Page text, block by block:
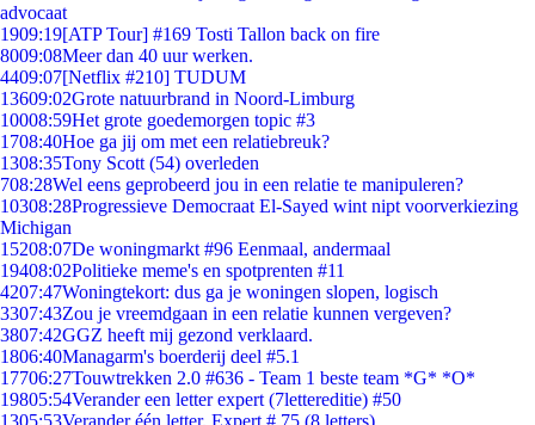
advocaat
1909:19[ATP Tour] #169 Tosti Tallon back on fire
8009:08Meer dan 40 uur werken.
4409:07[Netflix #210] TUDUM
13609:02Grote natuurbrand in Noord-Limburg
10008:59Het grote goedemorgen topic #3
1708:40Hoe ga jij om met een relatiebreuk?
1308:35Tony Scott (54) overleden
708:28Wel eens geprobeerd jou in een relatie te manipuleren?
10308:28Progressieve Democraat El-Sayed wint nipt voorverkiezing
Michigan
15208:07De woningmarkt #96 Eenmaal, andermaal
19408:02Politieke meme's en spotprenten #11
4207:47Woningtekort: dus ga je woningen slopen, logisch
3307:43Zou je vreemdgaan in een relatie kunnen vergeven?
3807:42GGZ heeft mij gezond verklaard.
1806:40Managarm's boerderij deel #5.1
17706:27Touwtrekken 2.0 #636 - Team 1 beste team *G* *O*
19805:54Verander een letter expert (7lettereditie) #50
1305:53Verander één letter. Expert # 75 (8 letters)